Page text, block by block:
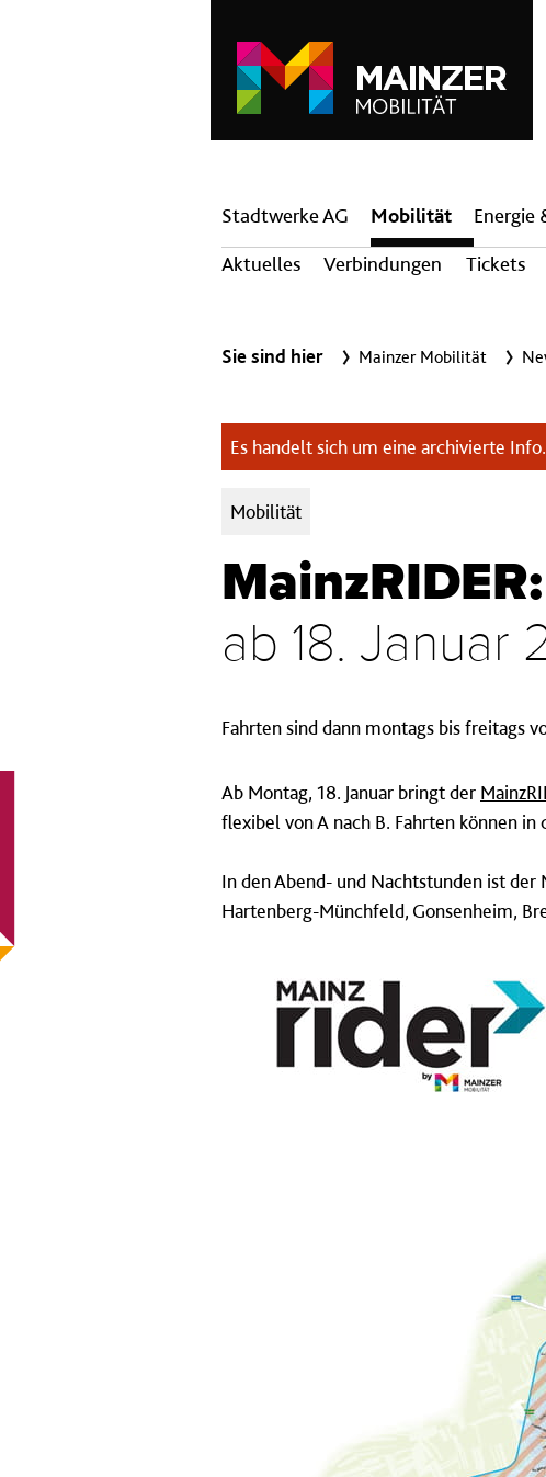
Hauptnavigation
Stadtwerke AG
Mobilität
Aktuelles
Verbindungen Tickets
Energie
Sie sind hier Mainzer Mobilität
Es handelt sich um eine archivierte
Kategorien:
Mobilität
ab 18. Januar
Fahrten sind dann montags bis freitags
Ab Montag, 18. Januar bringt der
flexibel von A nach B. Fahrten können in
In den Abend- und Nachtstunden ist
Hartenberg-Münchfeld, Gonsenheim,